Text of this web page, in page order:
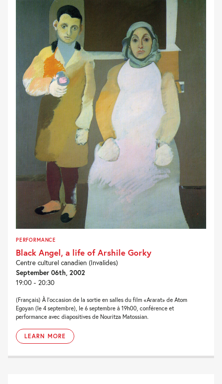
PERFORMANCE
Black Angel, a life of Arshile Gorky
Centre culturel canadien (Invalides)
September 06th, 2002
19:00 - 20:30
(Français) À l'occasion de la sortie en salles du film «Ararat» de Atom
Egoyan (le 4 septembre), le 6 septembre à 19h00, conférence et
performance avec diapositives de Nouritza Matossian.
LEARN MORE